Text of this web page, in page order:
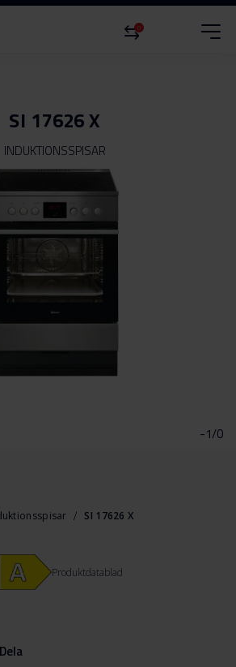
0
SI 17626 X
INDUKTIONSSPISAR
-1/0
SI 17626 X
Dela
Produktdatablad